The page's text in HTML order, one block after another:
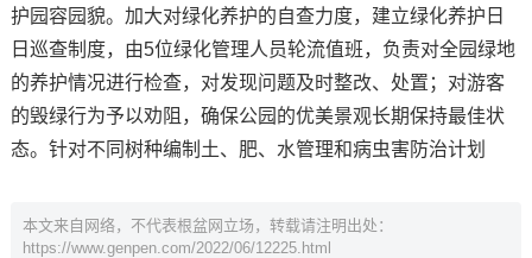
护园容园貌。加大对绿化养护的自查力度，建立绿化养护日
日巡查制度，由5位绿化管理人员轮流值班，负责对全园绿地
的养护情况进行检查，对发现问题及时整改、处置；对游客
的毁绿行为予以劝阻，确保公园的优美景观长期保持最佳状
态。针对不同树种编制土、肥、水管理和病虫害防治计划
本文来自网络，不代表根盆网立场，转载请注明出处：
https://www.genpen.com/2022/06/12225.html